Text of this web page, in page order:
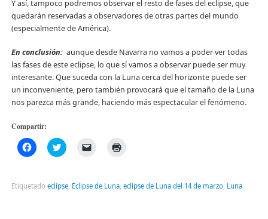
Y así, tampoco podremos observar el resto de fases del eclipse, que
quedarán reservadas a observadores de otras partes del mundo
(especialmente de América).
En conclusión: aunque desde Navarra no vamos a poder ver todas
las fases de este eclipse, lo que sí vamos a observar puede ser muy
interesante. Que suceda con la Luna cerca del horizonte puede ser
un inconveniente, pero también provocará que el tamaño de la Luna
nos parezca más grande, haciendo más espectacular el fenómeno.
Compartir:
Haz
clic
Facebook
(Se
Haz
clic
Twitter
(Se
enlace
por
abre
en
Etiquetado eclipse, Eclipse de Luna, eclipse de Luna del 14 de marzo, Luna